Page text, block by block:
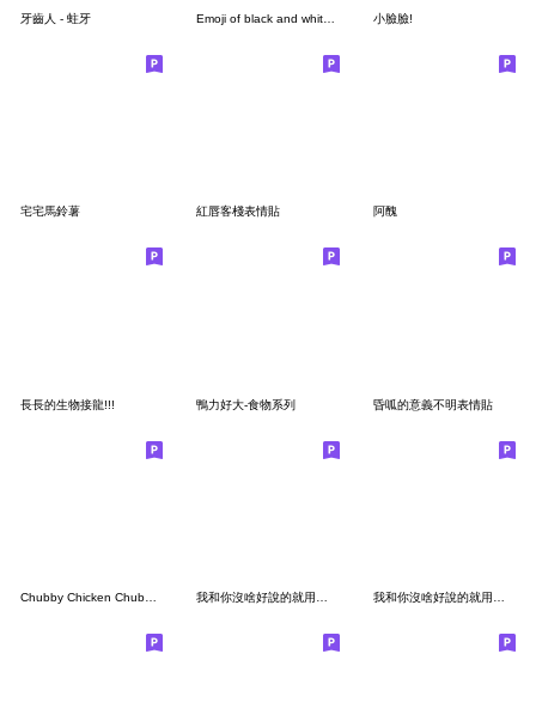
牙齒人 - 蛀牙 小臉臉!
宅宅馬鈴薯 紅唇客棧表情貼 阿醜
長長的生物接龍!!! 鴨力好大-食物系列 昏呱的意義不明表情貼